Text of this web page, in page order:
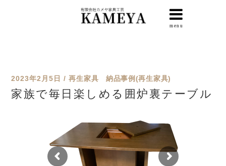
2023年2月5日 再生家具 納品事例(再生家具)
家族で毎日楽しめる囲炉裏テーブル